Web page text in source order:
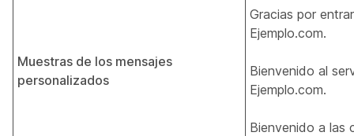
Muestras de los mensajes
personalizados
Gracias por
Ejemplo.com.
Bienvenido al
Ejemplo.com.
Bienvenido a las